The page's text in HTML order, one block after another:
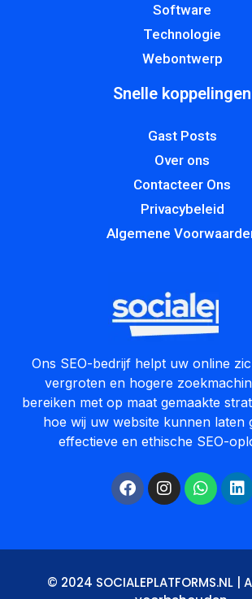
Software
Technologie
Webontwerp
Snelle koppelingen
Gast Posts
Over ons
Contacteer Ons
Privacybeleid
Algemene
Ons SEO-bedrijf helpt uw online
vergroten en hogere
bereiken met op maat gemaakte
hoe wij uw website kunnen laten
effectieve en ethische SEO-
© 2024 SOCIALEPLATFORMS.NL |